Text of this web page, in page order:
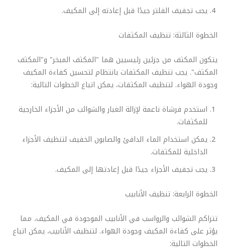
يجب تجفيف الفلتر جيدًا قبل إعادته إلى المكيف.
الخطوة الثالثة: تنظيف المكثفات
يتكون المكثف من جزئين رئيسيين هما "المكثف المبخر" و"المكثف
المكثف". يجب تنظيف المكثفات بانتظام لتحسين كفاءة المكيف
وجودة الهواء. لتنظيف المكثفات، يمكن اتباع الخطوات التالية:
استخدم فرشاة ناعمة لإزالة الغبار والشوائب من الأجزاء الخارجية
للمكثفات.
يمكن استخدام الماء الدافئ والصابون الخفيف لتنظيف الأجزاء
الداخلية للمكثفات.
يجب تجفيف الأجزاء جيدًا قبل إعادتها إلى المكيف.
الخطوة الرابعة: تنظيف الأنابيب
تتراكم الشوائب والرواسب في الأنابيب الموجودة في المكيف، مما
يؤثر على كفاءة المكيف وجودة الهواء. لتنظيف الأنابيب، يمكن اتباع
الخطوات التالية: